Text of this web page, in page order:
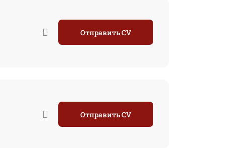
Отправить CV
Отправить CV